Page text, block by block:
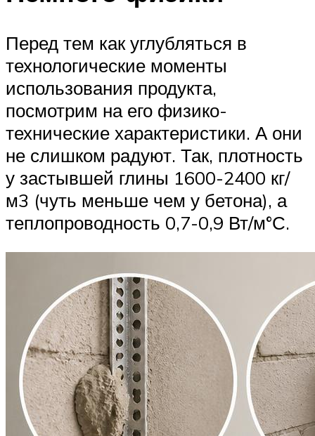
Перед тем как углубляться в
технологические моменты
использования продукта,
посмотрим на его физико-
технические характеристики. А они
не слишком радуют. Так, плотность
у застывшей глины 1600-2400 кг/
м3 (чуть меньше чем у бетона), а
теплопроводность 0,7-0,9 Вт/м°С.